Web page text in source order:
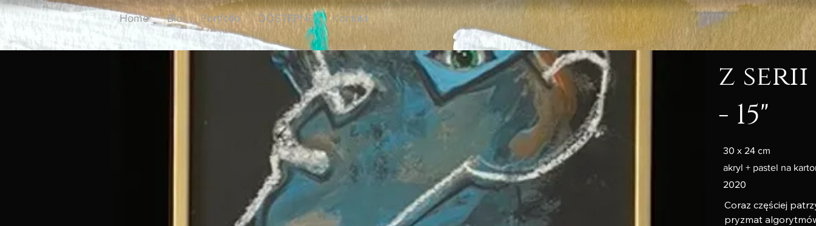
Home Bio Portfolio DOSTĘPNE Kontakt
z serii
- 15"
30 x 24 cm
akryl + pastel na
2020
Coraz częściej
pryzmat